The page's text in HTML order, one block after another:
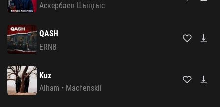
Аскербаев Шыңғыс
QASH
ERNB
Kuz
Alham • Machenskii